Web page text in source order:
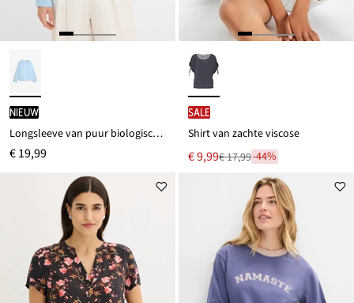
Nieuw
Longsleeve van puur biologisch katoen
€ 19,99
SALE
Shirt van zachte viscose
Nu
voor
€ 9,99
Van € 17,99-44%